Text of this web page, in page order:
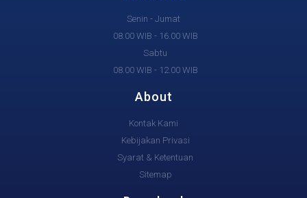
Senin - Jumat
08.00 WIB - 16.00 WIB
Sabtu
08.00 WIB - 12.00 WIB
About
Kontak Kami
Kebijakan Privasi
Syarat & Ketentuan
Sitemap